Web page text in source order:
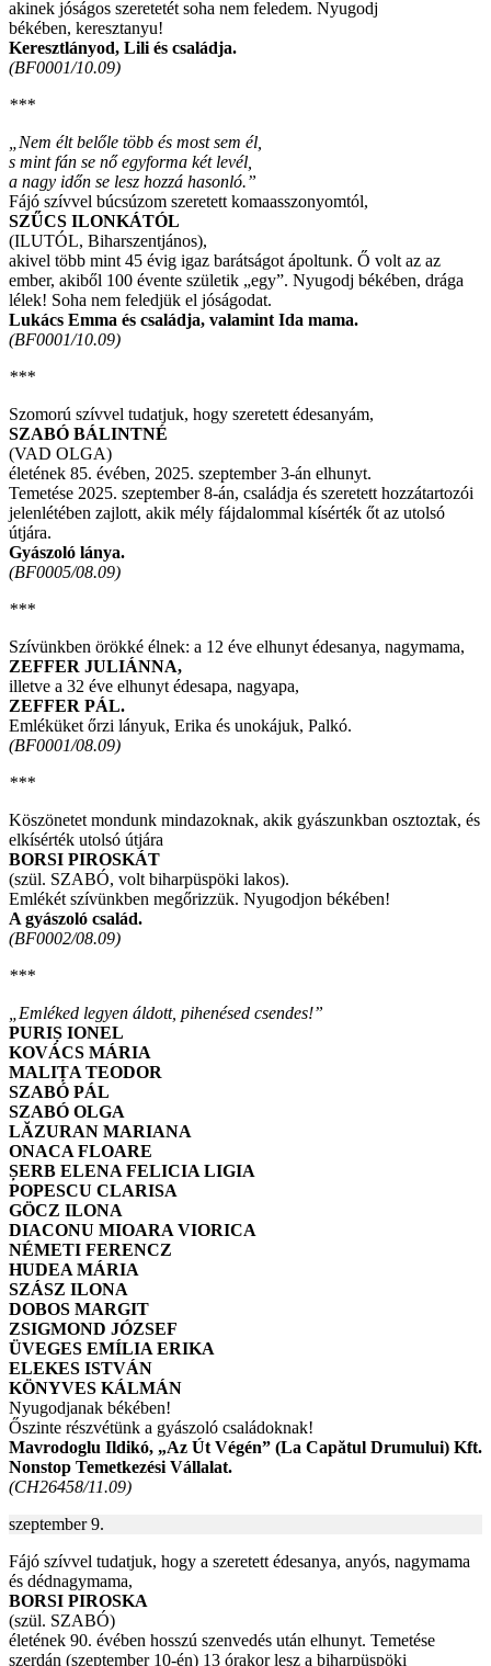
akinek jóságos szeretetét soha nem feledem. Nyugodj
békében, keresztanyu!
Keresztlányod, Lili és családja.
(BF0001/10.09)
***
„Nem élt belőle több és most sem él,
s mint fán se nő egyforma két levél,
a nagy időn se lesz hozzá hasonló.”
Fájó szívvel búcsúzom szeretett komaasszonyomtól,
SZŰCS ILONKÁTÓL
(ILUTÓL, Biharszentjános),
akivel több mint 45 évig igaz barátságot ápoltunk. Ő volt az az
ember, akiből 100 évente születik „egy”. Nyugodj békében, drága
lélek! Soha nem feledjük el jóságodat.
Lukács Emma és családja, valamint Ida mama.
(BF0001/10.09)
***
Szomorú szívvel tudatjuk, hogy szeretett édesanyám,
SZABÓ BÁLINTNÉ
(VAD OLGA)
életének 85. évében, 2025. szeptember 3-án elhunyt.
Temetése 2025. szeptember 8-án, családja és szeretett hozzátartozói
jelenlétében zajlott, akik mély fájdalommal kísérték őt az utolsó
útjára.
Gyászoló lánya.
(BF0005/08.09)
***
Szívünkben örökké élnek: a 12 éve elhunyt édesanya, nagymama,
ZEFFER JULIÁNNA,
illetve a 32 éve elhunyt édesapa, nagyapa,
ZEFFER PÁL.
Emléküket őrzi lányuk, Erika és unokájuk, Palkó.
(BF0001/08.09)
***
Köszönetet mondunk mindazoknak, akik gyászunkban osztoztak, és
elkísérték utolsó útjára
BORSI PIROSKÁT
(szül. SZABÓ, volt biharpüspöki lakos).
Emlékét szívünkben megőrizzük. Nyugodjon békében!
A gyászoló család.
(BF0002/08.09)
***
„Emléked legyen áldott, pihenésed csendes!”
PURIȘ IONEL
KOVÁCS MÁRIA
MALIȚA TEODOR
SZABÓ PÁL
SZABÓ OLGA
LĂZURAN MARIANA
ONACA FLOARE
ȘERB ELENA FELICIA LIGIA
POPESCU CLARISA
GÖCZ ILONA
DIACONU MIOARA VIORICA
NÉMETI FERENCZ
HUDEA MÁRIA
SZÁSZ ILONA
DOBOS MARGIT
ZSIGMOND JÓZSEF
ÜVEGES EMÍLIA ERIKA
ELEKES ISTVÁN
KÖNYVES KÁLMÁN
Nyugodjanak békében!
Őszinte részvétünk a gyászoló családoknak!
Mavrodoglu Ildikó, „Az Út Végén” (La Capătul Drumului) Kft.
Nonstop Temetkezési Vállalat.
(CH26458/11.09)
szeptember 9.
Fájó szívvel tudatjuk, hogy a szeretett édesanya, anyós, nagymama
és dédnagymama,
BORSI PIROSKA
(szül. SZABÓ)
életének 90. évében hosszú szenvedés után elhunyt. Temetése
szerdán (szeptember 10-én) 13 órakor lesz a biharpüspöki